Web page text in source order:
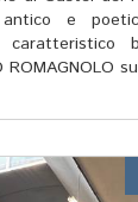
e
ROMAGNOLO